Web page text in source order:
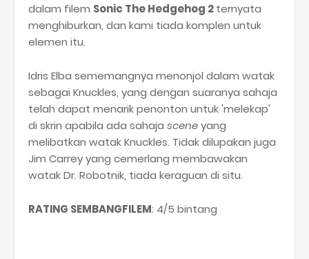
dalam filem Sonic The Hedgehog 2ternyata
menghiburkan, dan kami tiada komplen untuk
elemen itu.
Idris Elba sememangnya menonjol dalam watak
sebagai Knuckles, yang dengan suaranya sahaja
telah dapat menarik penonton untuk 'melekap'
di skrin apabila ada sahaja sceneyang
melibatkan watak Knuckles. Tidak dilupakan juga
Jim Carrey yang cemerlang membawakan
watak Dr. Robotnik, tiada keraguan di situ.
RATING SEMBANGFILEM: 4/5 bintang